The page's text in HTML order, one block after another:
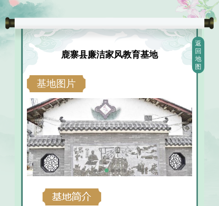
返
回
地
图
鹿寨县廉洁家风教育基地
基地图片